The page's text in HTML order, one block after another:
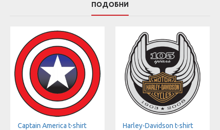
ПОДОБНИ
Captain America t-shirt Harley-Davidson t-shirt